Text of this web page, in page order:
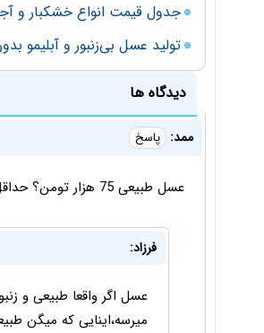
جدول قیمت انواع خشکبار و
تولید عسل بی‌زنبور و آبلیمو
دیدگاه ها
ممد: پاسخ
عسل طبیعی 75 هزار تومن؟ حداقل باید 120 باشه
فرزاد:
میرسه،اینایی که میگن